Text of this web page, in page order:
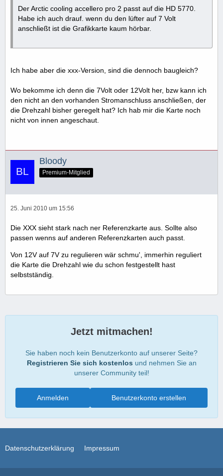
Der Arctic cooling accellero pro 2 passt auf die HD 5770.
Habe ich auch drauf. wenn du den lüfter auf 7 Volt
anschließt ist die Grafikkarte kaum hörbar.
Ich habe aber die xxx-Version, sind die dennoch baugleich?
Wo bekomme ich denn die 7Volt oder 12Volt her, bzw kann ich
den nicht an den vorhanden Stromanschluss anschließen, der
die Drehzahl bisher geregelt hat? Ich hab mir die Karte noch
nicht von innen angeschaut.
Bloody
Premium-Mitglied
25. Juni 2010 um 15:56
Die XXX sieht stark nach ner Referenzkarte aus. Sollte also
passen wenns auf anderen Referenzkarten auch passt.
Von 12V auf 7V zu regulieren wär schmu', immerhin reguliert
die Karte die Drehzahl wie du schon festgestellt hast
selbstständig.
Jetzt mitmachen!
Sie haben noch kein Benutzerkonto auf unserer Seite?
Registrieren Sie sich kostenlos und nehmen Sie an
unserer Community teil!
Benutzerkonto erstellen
Anmelden
Datenschutzerklärung Impressum